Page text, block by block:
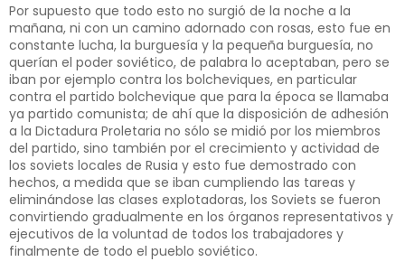
Por supuesto que todo esto no surgió de la noche a la
mañana, ni con un camino adornado con rosas, esto fue en
constante lucha, la burguesía y la pequeña burguesía, no
querían el poder soviético, de palabra lo aceptaban, pero se
iban por ejemplo contra los bolcheviques, en particular
contra el partido bolchevique que para la época se llamaba
ya partido comunista; de ahí que la disposición de adhesión
a la Dictadura Proletaria no sólo se midió por los miembros
del partido, sino también por el crecimiento y actividad de
los soviets locales de Rusia y esto fue demostrado con
hechos, a medida que se iban cumpliendo las tareas y
eliminándose las clases explotadoras, los Soviets se fueron
convirtiendo gradualmente en los órganos representativos y
ejecutivos de la voluntad de todos los trabajadores y
finalmente de todo el pueblo soviético.